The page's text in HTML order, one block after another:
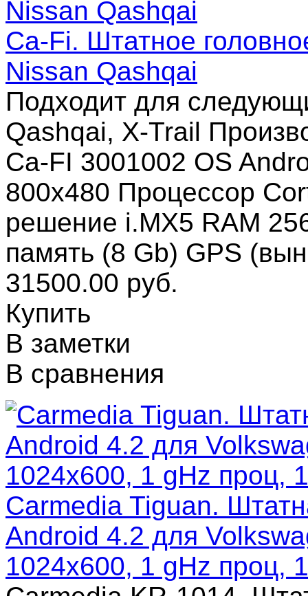
Ca-Fi. Штатное
Nissan Qashqai
Подходит для
Qashqai, X-Trail
Ca-FI 3001002 OS
800x480 Процессор
решение i.MX5 RAM
память (8 Gb) GPS
31500.00 руб.
Купить
В заметки
В сравнения
Carmedia Tiguan.
Android 4.2 для
1024x600, 1 gHz проц,